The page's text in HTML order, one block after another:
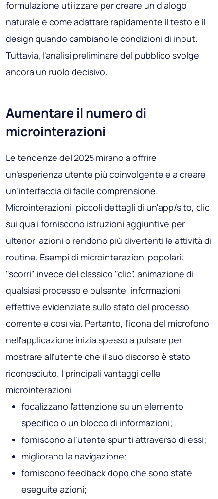
formulazione utilizzare per creare un dialogo
naturale e come adattare rapidamente il testo e il
design quando cambiano le condizioni di input.
Tuttavia, l'analisi preliminare del pubblico svolge
ancora un ruolo decisivo.
Aumentare il numero di
microinterazioni
Le tendenze del 2025 mirano a offrire
un'esperienza utente più coinvolgente e a creare
un'interfaccia di facile comprensione.
Microinterazioni: piccoli dettagli di un'app/sito, clic
sui quali forniscono istruzioni aggiuntive per
ulteriori azioni o rendono più divertenti le attività di
routine. Esempi di microinterazioni popolari:
"scorri" invece del classico "clic", animazione di
qualsiasi processo e pulsante, informazioni
effettive evidenziate sullo stato del processo
corrente e così via. Pertanto, l'icona del microfono
nell'applicazione inizia spesso a pulsare per
mostrare all'utente che il suo discorso è stato
riconosciuto. I principali vantaggi delle
microinterazioni:
focalizzano l'attenzione su un elemento
specifico o un blocco di informazioni;
forniscono all'utente spunti attraverso di essi;
migliorano la navigazione;
forniscono feedback dopo che sono state
eseguite azioni;